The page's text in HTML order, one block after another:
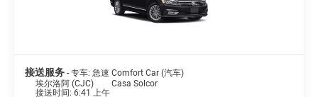
接送服务 - 专车: 急速 Comfort Car (汽车)
埃尔洛阿 (CJC)
Casa Solcor
接送时间: 6:41 上午